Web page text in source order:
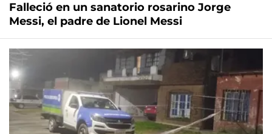
Falleció en un sanatorio rosarino Jorge
Messi, el padre de Lionel Messi